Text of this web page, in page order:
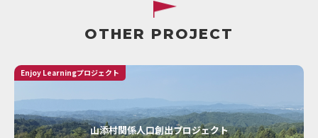
OTHER PROJECT
Enjoy Learningプロジェクト
山添村関係人口創出プロジェクト